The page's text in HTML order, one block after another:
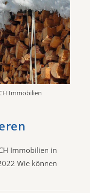
Immobilien
Immobilien in
Wie können